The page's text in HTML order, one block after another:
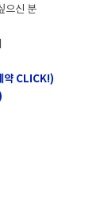
으신 분
약 CLICK!)